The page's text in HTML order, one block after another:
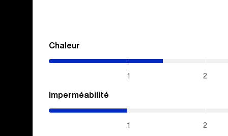
Chaleur
1 2
Imperméabilité
1 2